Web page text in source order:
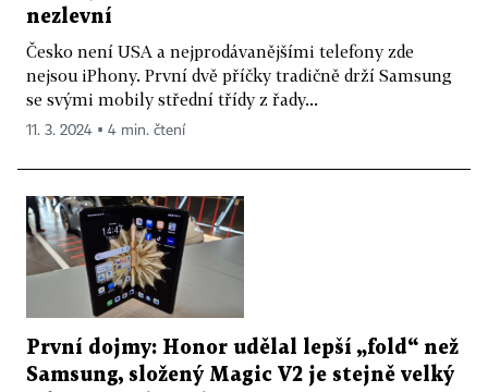
nezlevní
Česko není USA a nejprodávanějšími telefony zde
nejsou iPhony. První dvě příčky tradičně drží Samsung
se svými mobily střední třídy z řady...
11. 3. 2024 ▪ 4 min. čtení
První dojmy: Honor udělal lepší „fold“ než
Samsung, složený Magic V2 je stejně velký